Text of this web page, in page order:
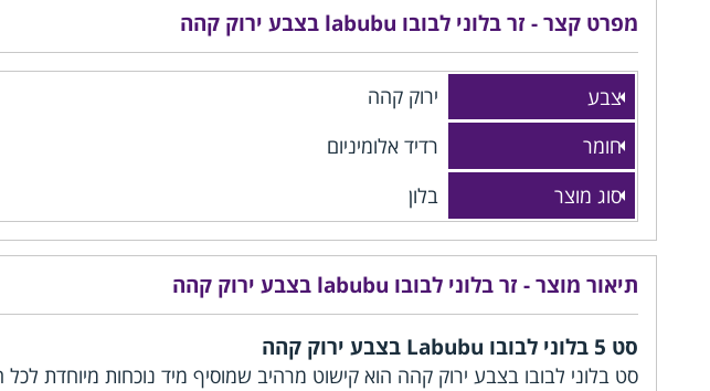
מפרט קצר - זר בלוני לבובו labubu בצבע ירוק קהה
צבע
ירוק קהה
חומר
רדיד אלומיניום
סוג מוצר
בלון
תיאור מוצר - זר בלוני לבובו labubu בצבע ירוק קהה
סט 5 בלוני לבובו Labubu בצבע ירוק קהה
סט בלוני לבובו בצבע ירוק קהה הוא קישוט מרהיב שמוסיף מיד נוכחות מיוחדת